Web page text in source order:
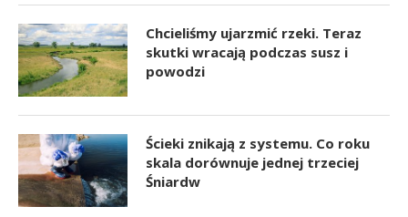
Chcieliśmy ujarzmić rzeki. Teraz
skutki wracają podczas susz i
powodzi
Ścieki znikają z systemu. Co roku
skala dorównuje jednej trzeciej
Śniardw